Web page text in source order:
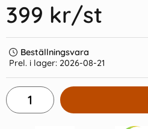
399 kr/st
Beställningsvara
Prel. i lager: 2026-08-21